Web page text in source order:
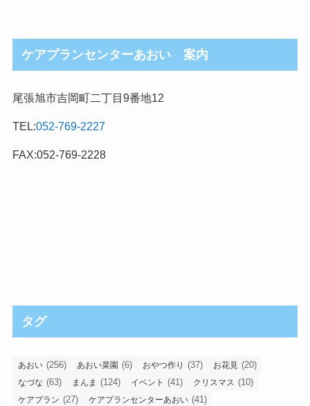
ケアプランセンターあおい 案内
尾張旭市吉岡町二丁目9番地12
TEL:052-769-2227
FAX:052-769-2228
タグ
あおい (256) あおい菜園 (6) おやつ作り (37) お花見 (20)
なづな (63) まんま (124) イベント (41) クリスマス (10)
ケアプラン (27) ケアプランセンターあおい (41)